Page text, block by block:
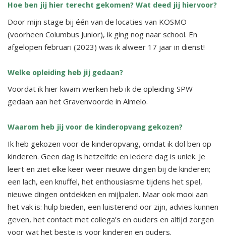
Hoe ben jij hier terecht gekomen? Wat deed jij hiervoor?
Door mijn stage bij één van de locaties van KOSMO
(voorheen Columbus Junior), ik ging nog naar school. En
afgelopen februari (2023) was ik alweer 17 jaar in dienst!
Welke opleiding heb jij gedaan?
Voordat ik hier kwam werken heb ik de opleiding SPW
gedaan aan het Gravenvoorde in Almelo.
Waarom heb jij voor de kinderopvang gekozen?
Ik heb gekozen voor de kinderopvang, omdat ik dol ben op
kinderen. Geen dag is hetzelfde en iedere dag is uniek. Je
leert en ziet elke keer weer nieuwe dingen bij de kinderen;
een lach, een knuffel, het enthousiasme tijdens het spel,
nieuwe dingen ontdekken en mijlpalen. Maar ook mooi aan
het vak is: hulp bieden, een luisterend oor zijn, advies kunnen
geven, het contact met collega’s en ouders en altijd zorgen
voor wat het beste is voor kinderen en ouders.